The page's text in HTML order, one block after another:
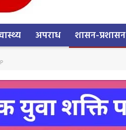
अपराध शासन-प्रशासन